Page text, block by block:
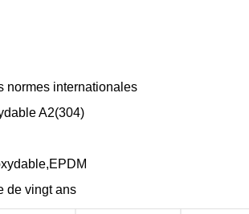
normes internationales
A2(304)
,EPDM
de vingt ans